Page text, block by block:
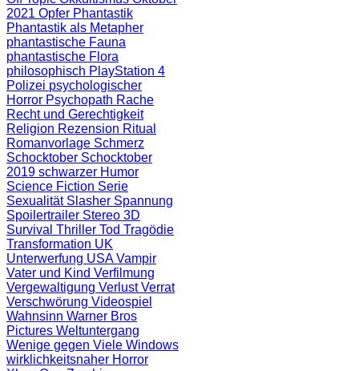
2021 Opfer Phantastik
Phantastik als Metapher
phantastische Fauna
phantastische Flora
philosophisch PlayStation 4
Polizei psychologischer
Horror Psychopath Rache
Recht und Gerechtigkeit
Religion Rezension Ritual
Romanvorlage Schmerz
Schocktober Schocktober
2019 schwarzer Humor
Science Fiction Serie
Sexualität Slasher Spannung
Spoilertrailer Stereo 3D
Survival Thriller Tod Tragödie
Transformation UK
Unterwerfung USAVampir
Vater und Kind Verfilmung
Vergewaltigung VerlustVerrat
Verschwörung Videospiel
Wahnsinn Warner Bros
Pictures Weltuntergang
Wenige gegen Viele Windows
wirklichkeitsnaher Horror